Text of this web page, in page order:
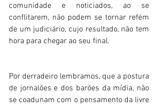
comunidade e noticiados, ao se
conflitarem, não podem se tornar refém
de um judiciário, cujo resultado, não tem
hora para chegar ao seu final.
Por derradeiro lembramos, que a postura
de jornalões e dos barões da mídia, não
se coadunam com o pensamento da livre